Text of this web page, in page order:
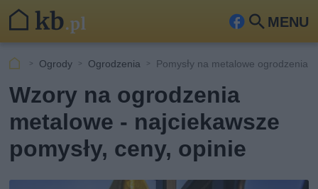
MENU
Fa
ook
Szu
Ogrody Ogrodzenia Pomysły na metalowe ogrodzenia
Wzory na ogrodzenia
metalowe - najciekawsze
pomysły, ceny, opinie